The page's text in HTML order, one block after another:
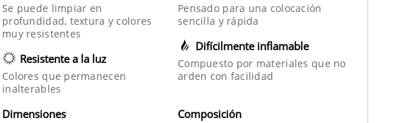
Se puede limpiar en
profundidad, textura y colores
muy resistentes
Resistente a la luz
Colores que permanecen
inalterables
Pensado para una colocación
sencilla y rápida
Difícilmente inflamable
Compuesto por materiales que no
arden con facilidad
Dimensiones Composición